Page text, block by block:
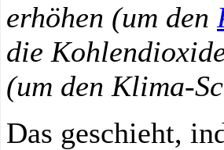
erhöhen (um den
die
(um den Klima-
Das geschieht,